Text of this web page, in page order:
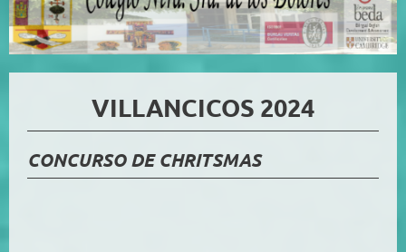
VILLANCICOS 2024
CONCURSO DE CHRITSMAS